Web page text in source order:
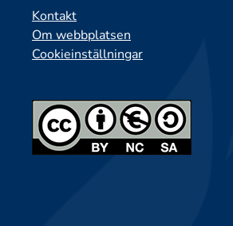
Kontakt
Om webbplatsen
Cookieinställningar